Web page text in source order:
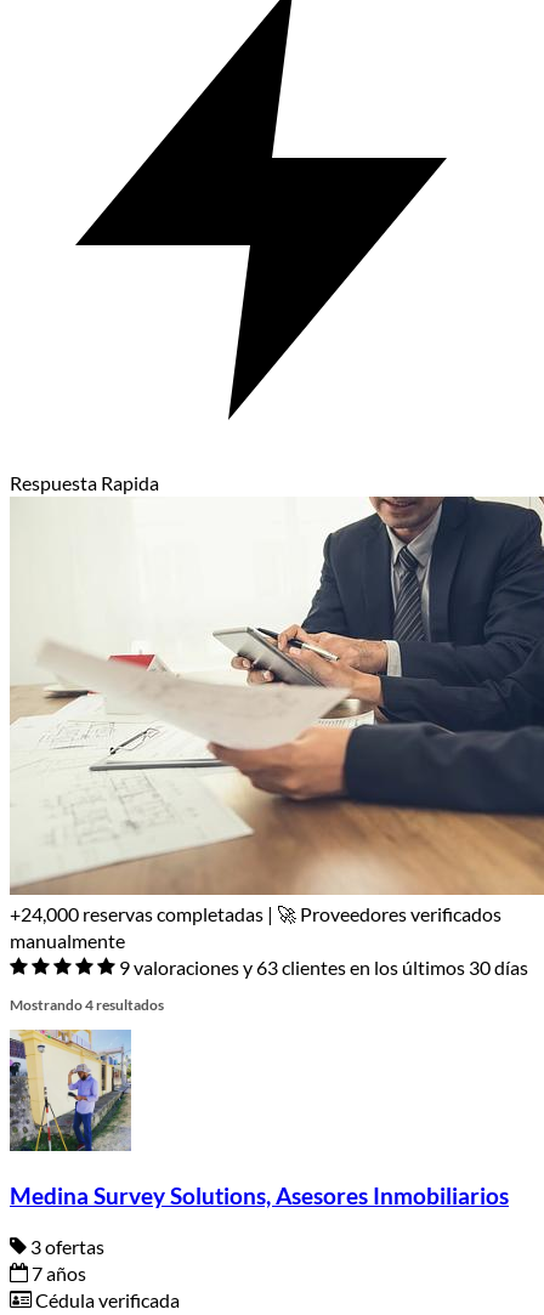
Respuesta Rapida
+24,000 reservas completadas | 🚀 Proveedores verificados
manualmente
9 valoraciones y 63 clientes en los últimos 30 días
Mostrando 4 resultados
Medina Survey Solutions, Asesores Inmobiliarios
3 ofertas
7 años
Cédula verificada